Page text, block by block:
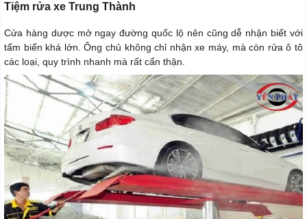
Tiệm rửa xe Trung Thành
Cửa hàng dược mở ngay đường quốc lộ nên cũng dễ nhận biết với
tấm biển khá lớn. Ông chủ không chỉ nhận xe máy, mà còn rửa ô tô
các loại, quy trình nhanh mà rất cẩn thận.